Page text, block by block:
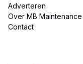
Adverteren
Over MB Maintenance
Contact